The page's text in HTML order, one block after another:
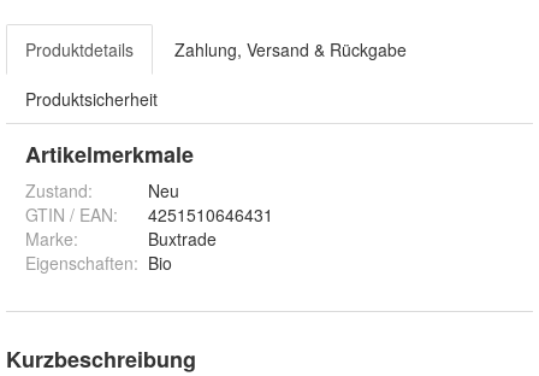
Produktdetails Zahlung, Versand & Rückgabe
Produktsicherheit
Artikelmerkmale
Zustand:
Neu
GTIN / EAN:
4251510646431
Marke:
Buxtrade
Eigenschaften: Bio
Kurzbeschreibung